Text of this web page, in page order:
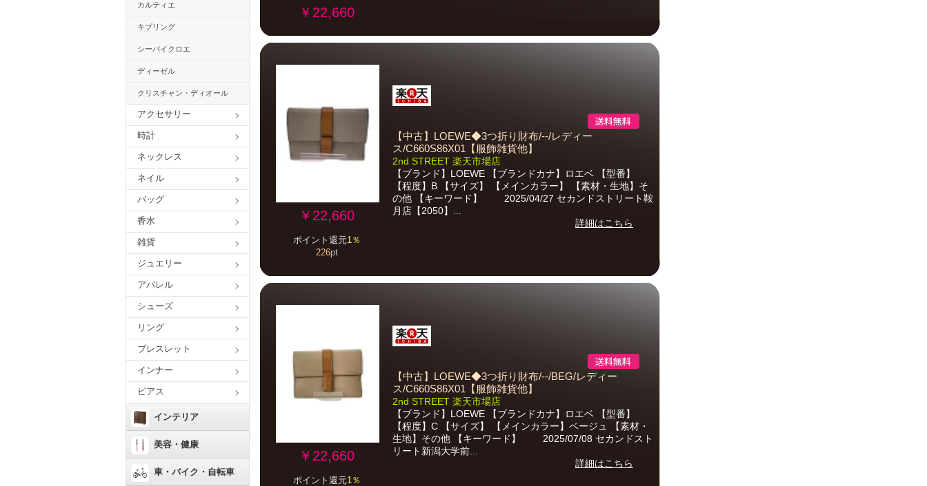
カルティエ
キプリング
シーバイクロエ
ディーゼル
クリスチャン・ディオール
アクセサリー
時計
ネックレス
ネイル
バッグ
香水
雑貨
ジュエリー
アパレル
シューズ
リング
ブレスレット
インナー
ピアス
インテリア
美容・健康
車・バイク・自転車
￥22,660
￥22,660
ポイント還元1％
226pt
【中古】LOEWE◆3つ折り財布/--/レディー
ス/C660S86X01【服飾雑貨他】
2nd STREET 楽天市場店
【ブランド】LOEWE 【ブランドカナ】ロエベ 【型番】
【程度】B 【サイズ】 【メインカラー】 【素材・生地】そ
の他 【キーワード】 2025/04/27 セカンドストリート鞍
月店【2050】...
詳細はこちら
￥22,660
ポイント還元1％
【中古】LOEWE◆3つ折り財布/--/BEG/レディー
ス/C660S86X01【服飾雑貨他】
2nd STREET 楽天市場店
【ブランド】LOEWE 【ブランドカナ】ロエベ 【型番】
【程度】C 【サイズ】 【メインカラー】ベージュ 【素材・
生地】その他 【キーワード】 2025/07/08 セカンドスト
リート新潟大学前...
詳細はこちら